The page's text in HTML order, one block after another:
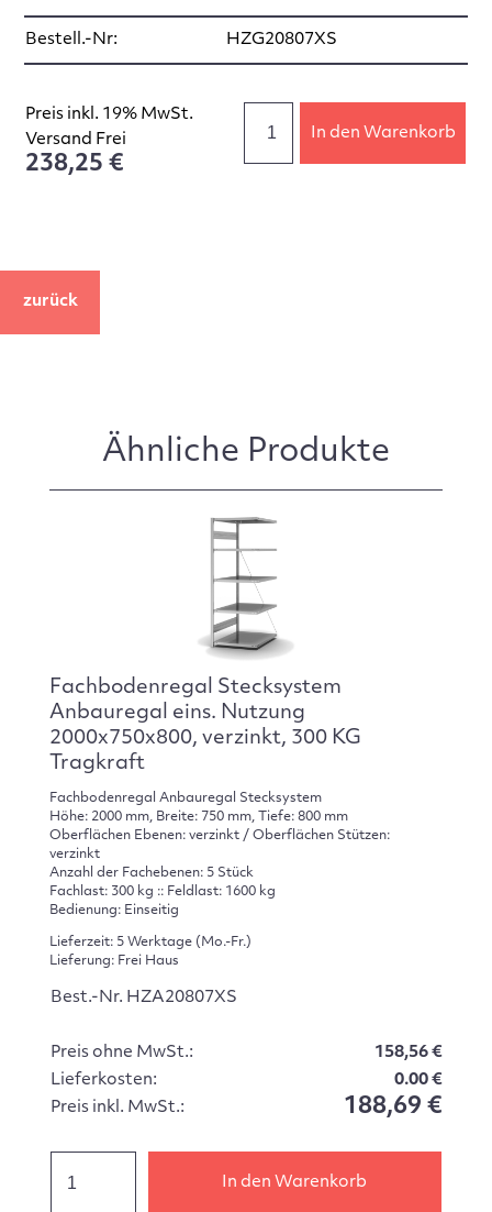
Bestell.-Nr: HZG20807XS
Preis inkl. 19% MwSt.
Versand Frei
238,25 €
In den Warenkorb
zurück
Ähnliche Produkte
Fachbodenregal Stecksystem
Anbauregal eins. Nutzung
2000x750x800, verzinkt, 300 KG
Tragkraft
Fachbodenregal Anbauregal Stecksystem
Höhe: 2000 mm, Breite: 750 mm, Tiefe: 800 mm
Oberflächen Ebenen: verzinkt / Oberflächen Stützen:
verzinkt
Anzahl der Fachebenen: 5 Stück
Fachlast: 300 kg :: Feldlast: 1600 kg
Bedienung: Einseitig
Lieferzeit: 5 Werktage (Mo.-Fr.)
Lieferung: Frei Haus
Best.-Nr. HZA20807XS
Preis ohne MwSt.:
158,56 €
Lieferkosten:
0.00 €
Preis inkl. MwSt.:
188,69 €
In den Warenkorb